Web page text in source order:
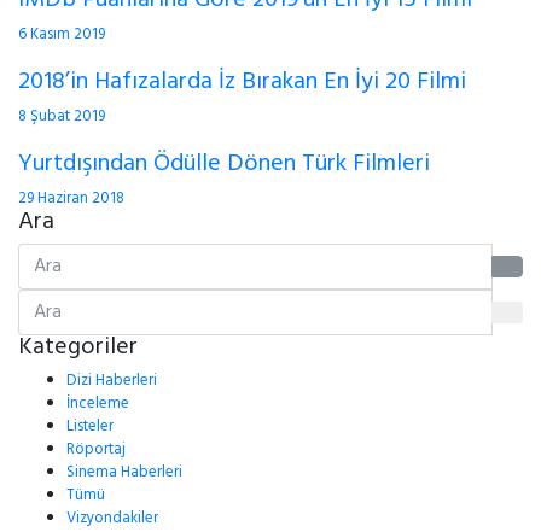
6 Kasım 2019
2018’in Hafızalarda İz Bırakan En İyi 20 Filmi
8 Şubat 2019
Yurtdışından Ödülle Dönen Türk Filmleri
29 Haziran 2018
Ara
Kategoriler
Dizi Haberleri
İnceleme
Listeler
Röportaj
Sinema Haberleri
Tümü
Vizyondakiler